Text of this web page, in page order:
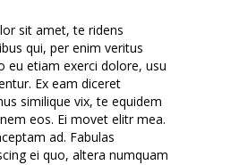
sit amet, te ridens
qui, per enim veritus
eu etiam exerci dolore, usu
Ex eam diceret
similique vix, te equidem
eos. Ei movet elitr mea.
ad. Fabulas
ei quo, altera numquam